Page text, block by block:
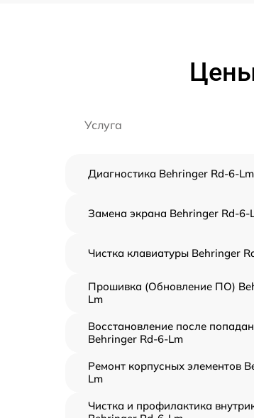
Услуга
Диагностика Behringer Rd-6-Lm
Замена экрана Behringer Rd-6-
Чистка клавиатуры Behringer
Прошивка (Обновление ПО)
Lm
Восстановление после
Behringer Rd-6-Lm
Ремонт корпусных элементов
Lm
Чистка и профилактика